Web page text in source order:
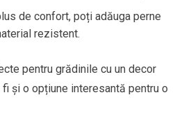
de confort, poți adăuga perne
rezistent.
pentru grădinile cu un decor
și o opțiune interesantă pentru o